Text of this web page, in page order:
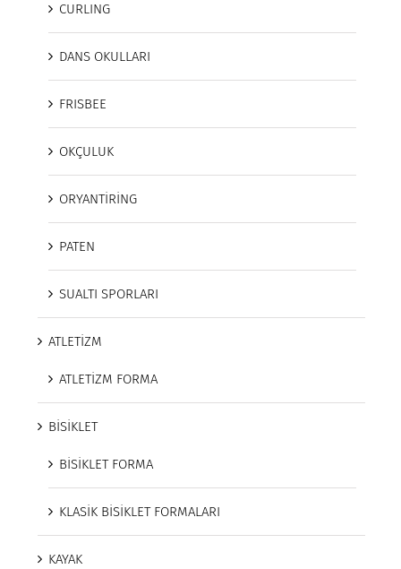
CURLING
DANS OKULLARI
FRISBEE
OKÇULUK
ORYANTİRİNG
PATEN
SUALTI SPORLARI
ATLETİZM
ATLETİZM FORMA
BİSİKLET
BİSİKLET FORMA
KLASİK BİSİKLET FORMALARI
KAYAK